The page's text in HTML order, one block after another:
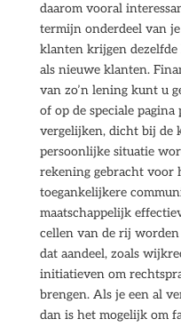
daarom vooral
termijn onderdeel van
klanten krijgen
als nieuwe klanten.
van zo’n lening kunt u
of op de speciale
vergelijken, dicht bij de
persoonlijke situatie
rekening gebracht voor
toegankelijkere
maatschappelijk
cellen van de rij
dat aandeel, zoals
initiatieven om
brengen. Als je een al
dan is het mogelijk om